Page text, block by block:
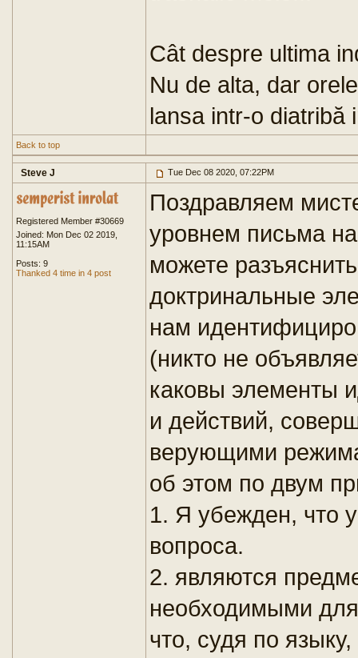
Cât despre ultima
Nu de alta, dar
lansa intr-o diatribă
Back to top
Steve J Tue Dec 08 2020, 07:22PM
Registered Member #30669
Joined: Mon Dec 02 2019,
11:15AM
Posts: 9
Thanked 4 time in 4 post
Поздравляем
уровнем письма
можете
доктринальные
нам
(никто не
каковы элементы
и действий,
верующими
об этом по двум
1. Я убежден, что
вопроса.
2. являются
необходимыми
что, судя по